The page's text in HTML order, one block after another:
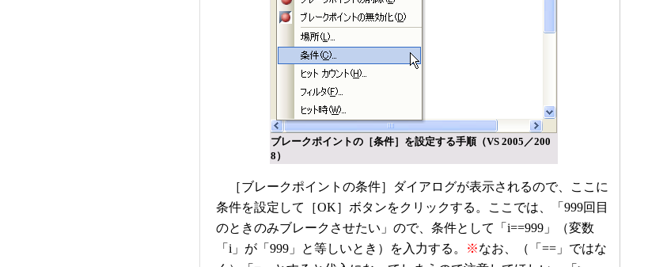
ブレークポイントの［条件］を設定する手順（VS 2005／200
8）
［ブレークポイントの条件］ダイアログが表示されるので、ここに
条件を設定して［OK］ボタンをクリックする。ここでは、「999回目
のときのみブレークさせたい」ので、条件として「i==999」（変数
「i」が「999」と等しいとき）を入力する。
※なお、（「==」ではな